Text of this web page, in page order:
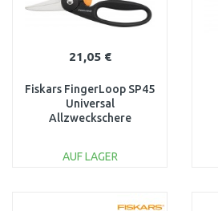
21,05 €
Fiskars FingerLoop SP45
Universal
Allzweckschere
AUF LAGER